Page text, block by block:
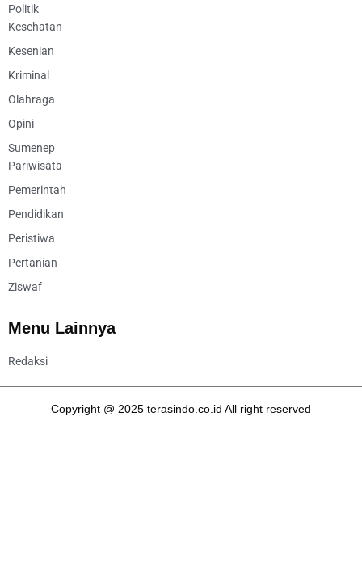
Politik
Kesehatan
Kesenian
Kriminal
Olahraga
Opini
Sumenep
Pariwisata
Pemerintah
Pendidikan
Peristiwa
Pertanian
Ziswaf
Menu Lainnya
Redaksi
Copyright @ 2025 terasindo.co.id All right reserved